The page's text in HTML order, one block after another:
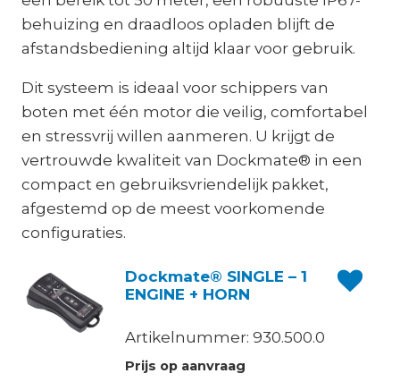
behuizing en draadloos opladen blijft de
afstandsbediening altijd klaar voor gebruik.
Dit systeem is ideaal voor schippers van
boten met één motor die veilig, comfortabel
en stressvrij willen aanmeren. U krijgt de
vertrouwde kwaliteit van Dockmate® in een
compact en gebruiksvriendelijk pakket,
afgestemd op de meest voorkomende
configuraties.
Dockmate® SINGLE – 1
ENGINE + HORN
Artikelnummer: 930.500.0
Prijs op aanvraag